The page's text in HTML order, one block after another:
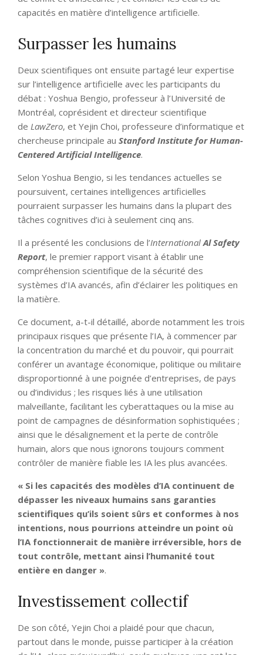
capacités en matière d’intelligence artificielle.
Surpasser les humains
Deux scientifiques ont ensuite partagé leur expertise
sur l’intelligence artificielle avec les participants du
débat : Yoshua Bengio, professeur à l’Université de
Montréal, coprésident et directeur scientifique
de LawZero, et Yejin Choi, professeure d’informatique et
chercheuse principale au Stanford Institute for Human-
Centered Artificial Intelligence.
Selon Yoshua Bengio, si les tendances actuelles se
poursuivent, certaines intelligences artificielles
pourraient surpasser les humains dans la plupart des
tâches cognitives d’ici à seulement cinq ans.
Il a présenté les conclusions de l’InternationalAl Safety
Report, le premier rapport visant à établir une
compréhension scientifique de la sécurité des
systèmes d’IA avancés, afin d’éclairer les politiques en
la matière.
Ce document, a-t-il détaillé, aborde notamment les trois
principaux risques que présente l’IA, à commencer par
la concentration du marché et du pouvoir, qui pourrait
conférer un avantage économique, politique ou militaire
disproportionné à une poignée d’entreprises, de pays
ou d’individus ; les risques liés à une utilisation
malveillante, facilitant les cyberattaques ou la mise au
point de campagnes de désinformation sophistiquées ;
ainsi que le désalignement et la perte de contrôle
humain, alors que nous ignorons toujours comment
contrôler de manière fiable les IA les plus avancées.
« Si les capacités des modèles d’IA continuent de
dépasser les niveaux humains sans garanties
scientifiques qu’ils soient sûrs et conformes à nos
intentions, nous pourrions atteindre un point où
l’IA fonctionnerait de manière irréversible, hors de
tout contrôle, mettant ainsi l’humanité tout
entière en danger ».
Investissement collectif
De son côté, Yejin Choi a plaidé pour que chacun,
partout dans le monde, puisse participer à la création